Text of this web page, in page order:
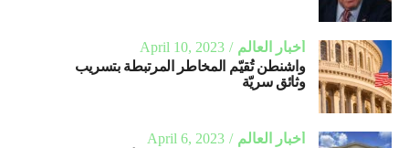
أخبار العالم
April 10, 2023
واشنطن تُقيّم المخاطر المرتبطة بتسريب
وثائق سريّة
أخبار العالم
April 6, 2023